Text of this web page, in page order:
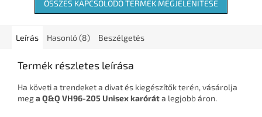
ÖSSZES KAPCSOLÓDÓ TERMÉK MEGJELENÍTÉSE
Leírás Hasonló (8) Beszélgetés
Termék részletes leírása
Ha követi a trendeket a divat és kiegészítők terén, vásárolja
mega Q&Q VH96-205 Unisex karóráta legjobb áron.